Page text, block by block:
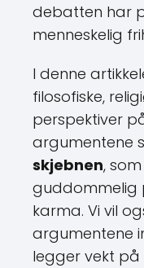
debatten har
menneskelig
I denne
filosofiske,
perspektiver
argumentene
skjebnen,
guddommelig
karma. Vi vil
argumentene
legger vekt på